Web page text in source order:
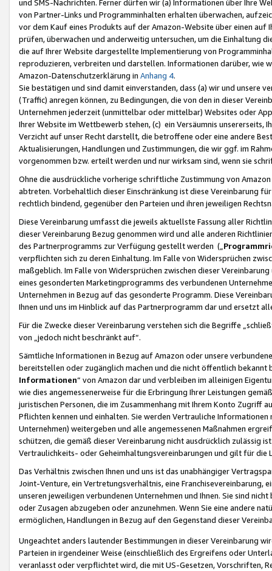
und SMS-Nachrichten. Ferner dürfen wir (a) Informationen über Ihre
von Partner-Links und Programminhalten erhalten überwachen,
vor dem Kauf eines Produkts auf der Amazon-Website über einen
prüfen, überwachen und anderweitig untersuchen, um die Einhaltung
die auf Ihrer Website dargestellte Implementierung von
reproduzieren, verbreiten und darstellen. Informationen darüber, wie
Amazon-Datenschutzerklärung in Anhang 4.
Sie bestätigen und sind damit einverstanden, dass (a) wir und
(Traffic) anregen können, zu Bedingungen, die von den in dieser
Unternehmen jederzeit (unmittelbar oder mittelbar) Websites oder
Ihrer Website im Wettbewerb stehen, (c) ein Versäumnis unsererseits,
Verzicht auf unser Recht darstellt, die betroffene oder eine andere
Aktualisierungen, Handlungen und Zustimmungen, die wir ggf. im
vorgenommen bzw. erteilt werden und nur wirksam sind, wenn sie
Ohne die ausdrückliche vorherige schriftliche Zustimmung von
abtreten. Vorbehaltlich dieser Einschränkung ist diese Vereinbarung
rechtlich bindend, gegenüber den Parteien und ihren jeweiligen
Diese Vereinbarung umfasst die jeweils aktuellste Fassung aller
dieser Vereinbarung Bezug genommen wird und alle anderen
des Partnerprogramms zur Verfügung gestellt werden („
verpflichten sich zu deren Einhaltung. Im Falle von Widersprüchen
maßgeblich. Im Falle von Widersprüchen zwischen dieser
eines gesonderten Marketingprogramms des verbundenen
Unternehmen in Bezug auf das gesonderte Programm. Diese
Ihnen und uns im Hinblick auf das Partnerprogramm dar und ersetzt
Für die Zwecke dieser Vereinbarung verstehen sich die Begriffe
von „jedoch nicht beschränkt auf“.
Sämtliche Informationen in Bezug auf Amazon oder unsere
bereitstellen oder zugänglich machen und die nicht öffentlich
Informationen“ von Amazon dar und verbleiben im alleinigen
wie dies angemessenerweise für die Erbringung Ihrer Leistungen
juristischen Personen, die im Zusammenhang mit Ihrem Konto
Pflichten kennen und einhalten. Sie werden Vertrauliche
Unternehmen) weitergeben und alle angemessenen Maßnahmen
schützen, die gemäß dieser Vereinbarung nicht ausdrücklich zulässig
Vertraulichkeits- oder Geheimhaltungsvereinbarungen und gilt für die
Das Verhältnis zwischen Ihnen und uns ist das unabhängiger
Joint-Venture, ein Vertretungsverhältnis, eine Franchisevereinbarung,
unseren jeweiligen verbundenen Unternehmen und Ihnen. Sie sind
oder Zusagen abzugeben oder anzunehmen. Wenn Sie eine andere
ermöglichen, Handlungen in Bezug auf den Gegenstand dieser
Ungeachtet anders lautender Bestimmungen in dieser Vereinbarung
Parteien in irgendeiner Weise (einschließlich des Ergreifens oder
veranlasst oder verpflichtet wird, die mit US-Gesetzen, Vorschriften,